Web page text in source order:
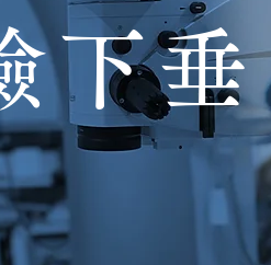
下垂